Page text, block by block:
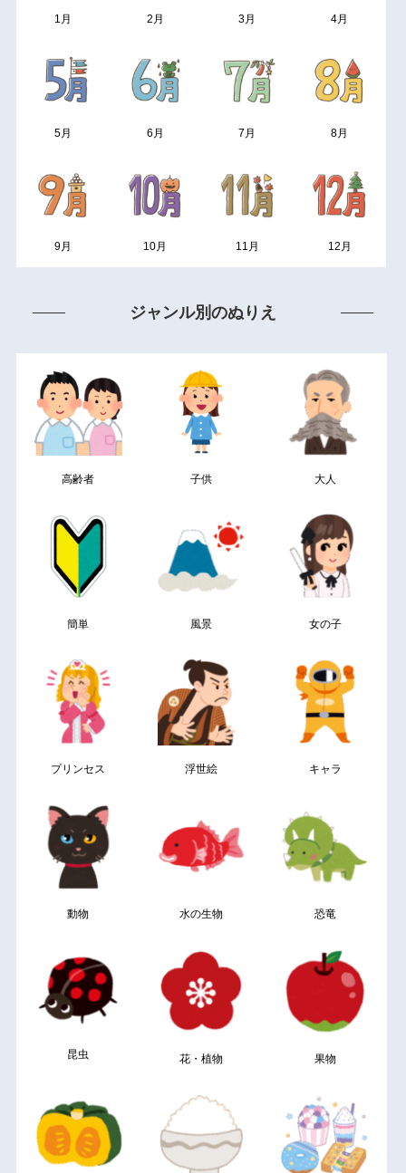
1月 2月 3月 4月
5月 6月 7月 8月
9月 10月 11月 12月
ジャンル別のぬりえ
高齢者 子供 大人
簡単 風景 女の子
プリンセス 浮世絵 キャラ
動物 水の生物 恐竜
昆虫 花・植物 果物